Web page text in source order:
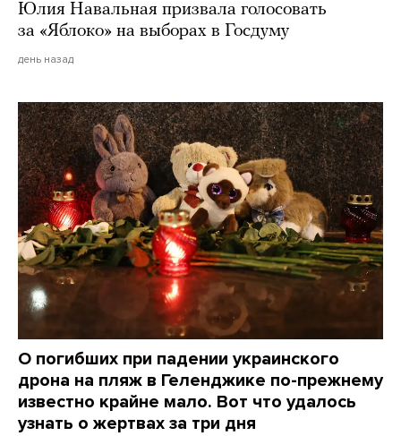
Юлия Навальная призвала голосовать
за «Яблоко» на выборах в Госдуму
день назад
О погибших при падении украинского
дрона на пляж в Геленджике по-прежнему
известно крайне мало. Вот что удалось
узнать о жертвах за три дня